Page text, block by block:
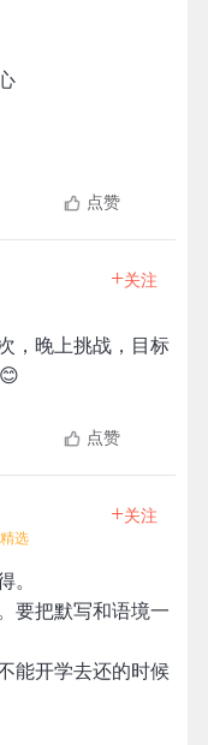
点赞
+关注
，晚上挑战，目标
点赞
精选
+关注
。
要把默写和语境一
能开学去还的时候